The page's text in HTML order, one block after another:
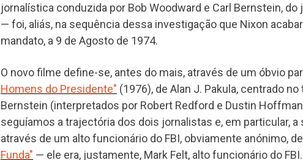
jornalística conduzida por Bob Woodward e Carl Bernstein,
— foi, aliás, na sequência dessa investigação que Nixon
mandato, a 9 de Agosto de 1974.
O novo filme define-se, antes do mais, através de um óbvio
Homens do Presidente" (1976), de Alan J. Pakula, centrado
Bernstein (interpretados por Robert Redford e Dustin
seguíamos a trajectória dos dois jornalistas e, em particular,
através de um alto funcionário do FBI, obviamente anónimo,
Funda" — ele era, justamente, Mark Felt, alto funcionário do FBI.